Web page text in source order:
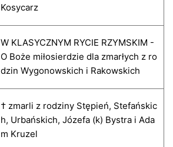
Kosycarz
W KLASYCZNYM RYCIE RZYMSKIM -
O Boże miłosierdzie dla zmarłych z ro
dzin Wygonowskich i Rakowskich
† zmarli z rodziny Stępień, Stefańskic
h, Urbańskich, Józefa (k) Bystra i Ada
m Kruzel